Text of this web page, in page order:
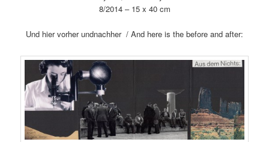
8/2014 – 15 x 40 cm
Und hier vorher undnachher / And here is the before and after: